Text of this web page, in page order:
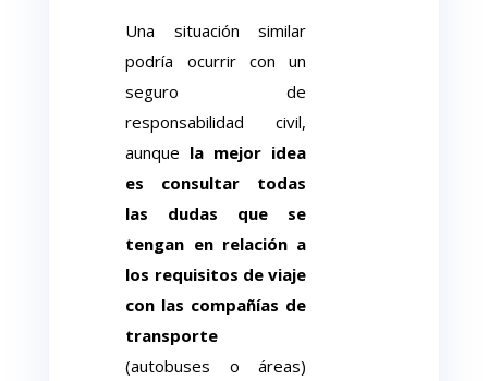
Una situación similar
podría ocurrir con un
seguro de
responsabilidad civil,
aunque la mejor idea
es consultar todas
las dudas que se
tengan en relación a
los requisitos de viaje
con las compañías de
transporte
(autobuses o áreas)